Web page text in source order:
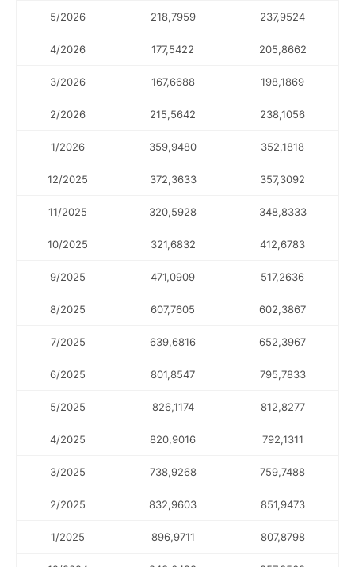
5/2026 218,7959 237,9524
4/2026 177,5422 205,8662
3/2026 167,6688 198,1869
2/2026 215,5642 238,1056
1/2026 359,9480 352,1818
12/2025 372,3633 357,3092
11/2025 320,5928 348,8333
10/2025 321,6832 412,6783
9/2025 471,0909 517,2636
8/2025 607,7605 602,3867
7/2025 639,6816 652,3967
6/2025 801,8547 795,7833
5/2025 826,1174 812,8277
4/2025 820,9016 792,1311
3/2025 738,9268 759,7488
2/2025 832,9603 851,9473
1/2025 896,9711 807,8798